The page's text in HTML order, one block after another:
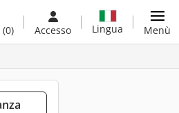
(0) Accesso Lingua Menù